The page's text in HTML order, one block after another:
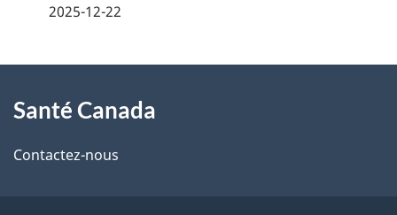
i
l
2025-12-22
propos
de
Santé Canada
Contactez-nous